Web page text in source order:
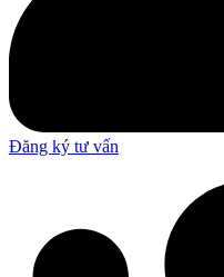
Đăng ký tư vấn